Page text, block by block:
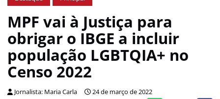
MPF vai à Justiça para
obrigar o IBGE a incluir
população LGBTQIA+ no
Censo 2022
Jornalista: Maria Carla 24 de março de 2022